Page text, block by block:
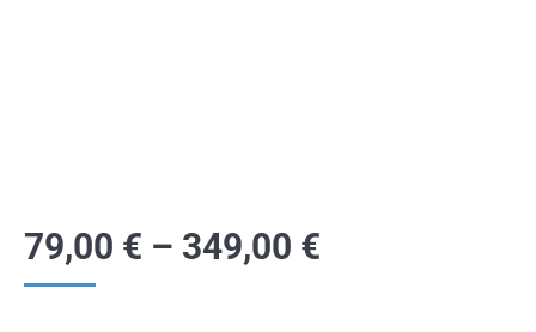
79,00 € – 349,00 €